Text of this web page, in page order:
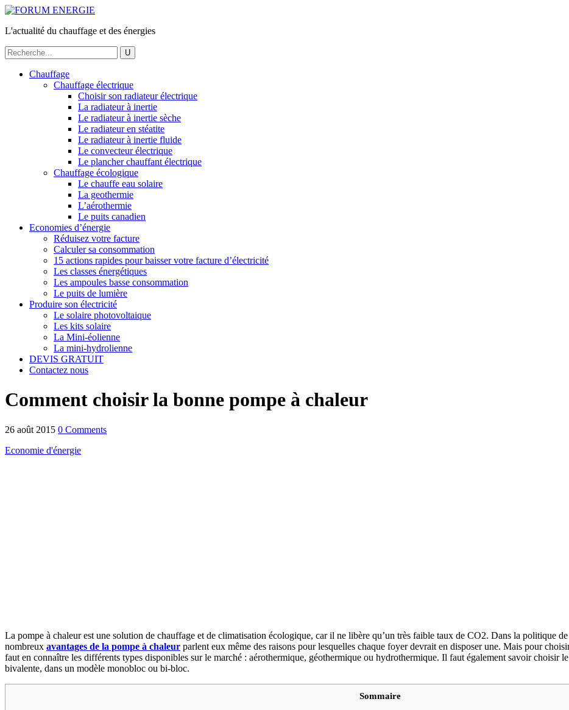
L'actualité du chauffage et des énergies
Chauffage
Chauffage électrique
Choisir son radiateur électrique
La radiateur à inertie
Le radiateur à inertie sèche
Le radiateur en stéatite
Le radiateur à inertie fluide
Le convecteur électrique
Le plancher chauffant électrique
Chauffage écologique
Le chauffe eau solaire
La geothermie
L’aérothermie
Le puits canadien
Economies d’énergie
Réduisez votre facture
Calculer sa consommation
15 actions rapides pour baisser votre facture d’électricité
Les classes énergétiques
Les ampoules basse consommation
Le puits de lumière
Produire son électricité
Le solaire photovoltaique
Les kits solaire
La Mini-éolienne
La mini-hydrolienne
DEVIS GRATUIT
Contactez nous
Comment choisir la bonne pompe à chaleur
26 août 2015 0 Comments
Economie d'énergie
La pompe à chaleur est une solution de chauffage et de climatisation écologique, car il ne libère qu’un très faible taux de CO2. Dans la politique
nombreux avantages de la pompe à chaleur parlent eux même des raisons pour lesquelles chaque foyer devrait en disposer une. Mais pour
faut en connaître les différents types disponibles sur le marché : aérothermique, géothermique ou hydrothermique. Il faut également savoir choisir
bivalente, dans un modèle monobloc ou bi-bloc.
Sommaire